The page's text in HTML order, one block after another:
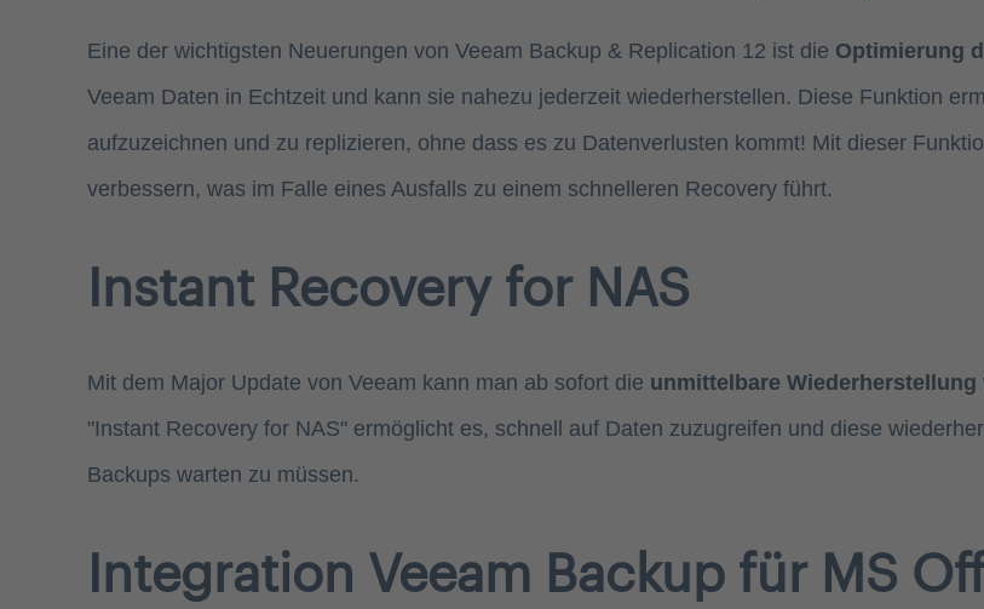
Eine der wichtigsten Neuerungen von Veeam Backup & Replication 12 ist die Optimierung
Veeam Daten in Echtzeit und kann sie nahezu jederzeit wiederherstellen. Diese Funktion
aufzuzeichnen und zu replizieren, ohne dass es zu Datenverlusten kommt! Mit dieser
verbessern, was im Falle eines Ausfalls zu einem schnelleren Recovery führt.
Instant Recovery for NAS
Mit dem Major Update von Veeam kann man ab sofort die unmittelbare Wiederherstellung
"Instant Recovery for NAS" ermöglicht es, schnell auf Daten zuzugreifen und diese
Backups warten zu müssen.
Integration Veeam Backup für MS